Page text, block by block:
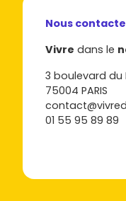
Nous
Vivre dans le
3 boulevard du
75004 PARIS
01 55 95 89 89